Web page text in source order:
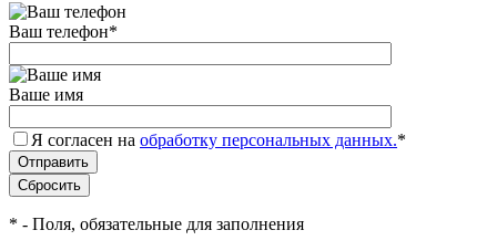
Ваш телефон*
Ваше имя
Я согласен на обработку персональных данных.*
* - Поля, обязательные для заполнения